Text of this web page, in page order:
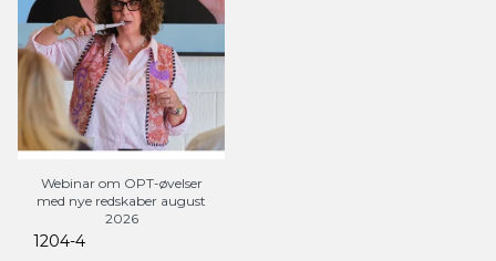
Webinar om OPT-øvelser
med nye redskaber august
2026
1204-4